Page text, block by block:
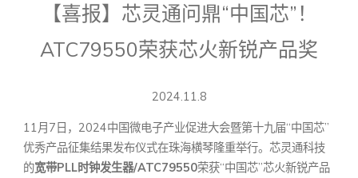
【喜报】芯灵通问鼎“中国芯”！
ATC79550荣获芯火新锐产品奖
2024.11.8
11月7日，2024中国微电子产业促进大会暨第十九届“中国芯”
优秀产品征集结果发布仪式在珠海横琴隆重举行。芯灵通科技
的宽带PLL时钟发生器/ATC79550荣获“中国芯”芯火新锐产品